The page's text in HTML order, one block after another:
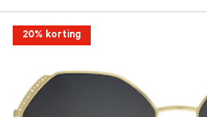
20% korting